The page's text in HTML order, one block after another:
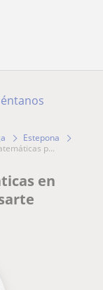
Estepona
p...
en